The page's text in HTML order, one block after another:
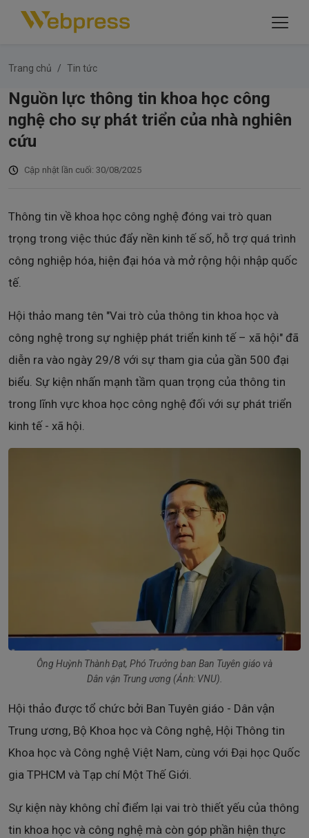
Trang chủ Tin tức
Nguồn lực thông tin khoa học công
nghệ cho sự phát triển của nhà nghiên
cứu
Cập nhật lần cuối: 30/08/2025
Thông tin về khoa học công nghệ đóng vai trò quan
trọng trong việc thúc đẩy nền kinh tế số, hỗ trợ quá trình
công nghiệp hóa, hiện đại hóa và mở rộng hội nhập quốc
tế.
Hội thảo mang tên "Vai trò của thông tin khoa học và
công nghệ trong sự nghiệp phát triển kinh tế – xã hội" đã
diễn ra vào ngày 29/8 với sự tham gia của gần 500 đại
biểu. Sự kiện nhấn mạnh tầm quan trọng của thông tin
trong lĩnh vực khoa học công nghệ đối với sự phát triển
kinh tế - xã hội.
Ông Huỳnh Thành Đạt, Phó Trưởng ban Ban Tuyên giáo và
Dân vận Trung ương (Ảnh: VNU).
Hội thảo được tổ chức bởi Ban Tuyên giáo - Dân vận
Trung ương, Bộ Khoa học và Công nghệ, Hội Thông tin
Khoa học và Công nghệ Việt Nam, cùng với Đại học Quốc
gia TPHCM và Tạp chí Một Thế Giới.
Sự kiện này không chỉ điểm lại vai trò thiết yếu của thông
tin khoa học và công nghệ mà còn góp phần hiện thực